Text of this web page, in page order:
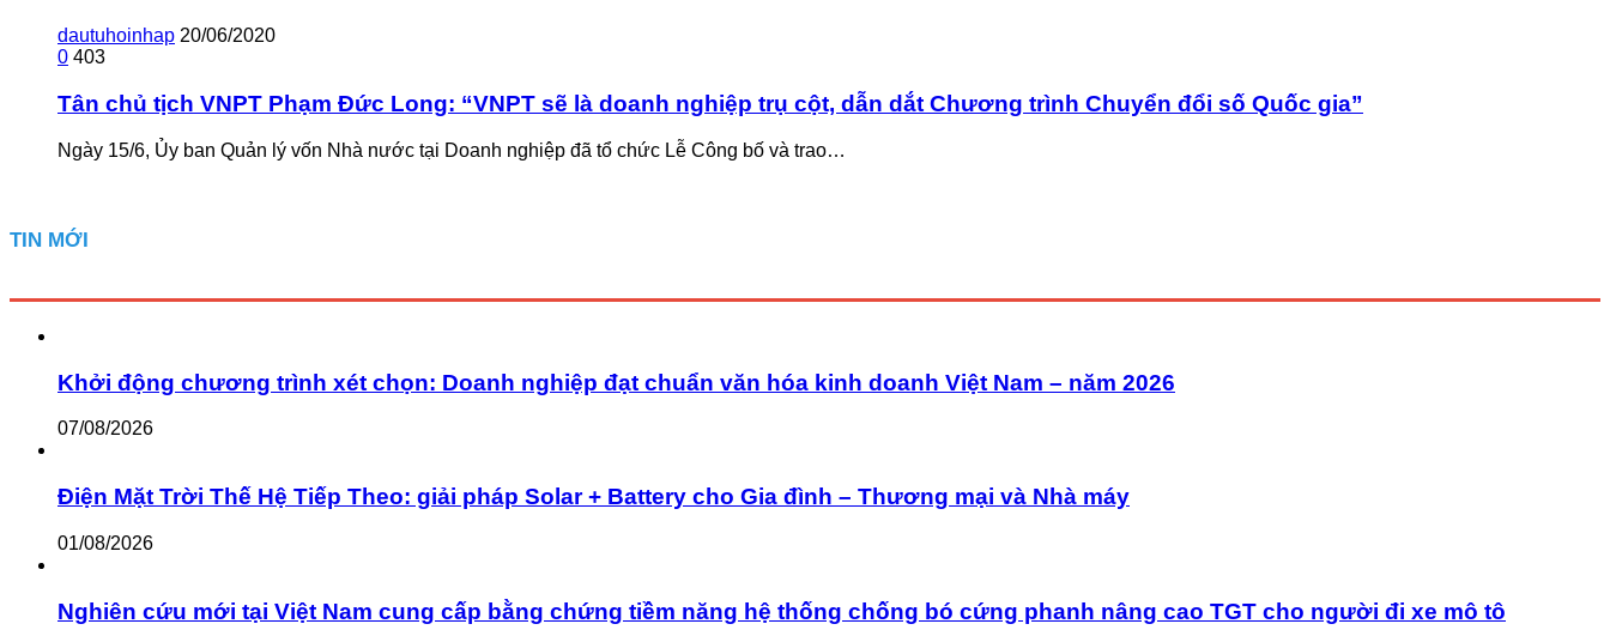
dautuhoinhap 20/06/2020
0 403
Tân chủ tịch VNPT Phạm Đức Long: “VNPT sẽ là doanh nghiệp trụ cột, dẫn dắt Chương trình Chuyển đổi số Quốc gia”
Ngày 15/6, Ủy ban Quản lý vốn Nhà nước tại Doanh nghiệp đã tổ chức Lễ Công bố và trao…
TIN MỚI
Khởi động chương trình xét chọn: Doanh nghiệp đạt chuẩn văn hóa kinh doanh Việt Nam – năm 2026
07/08/2026
Điện Mặt Trời Thế Hệ Tiếp Theo: giải pháp Solar + Battery cho Gia đình – Thương mại và Nhà máy
01/08/2026
Nghiên cứu mới tại Việt Nam cung cấp bằng chứng tiềm năng hệ thống chống bó cứng phanh nâng cao TGT cho người đi xe mô tô